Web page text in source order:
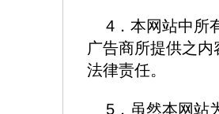
4．本网站中所
广告商所提供之
法律责任。
5．虽然本网站